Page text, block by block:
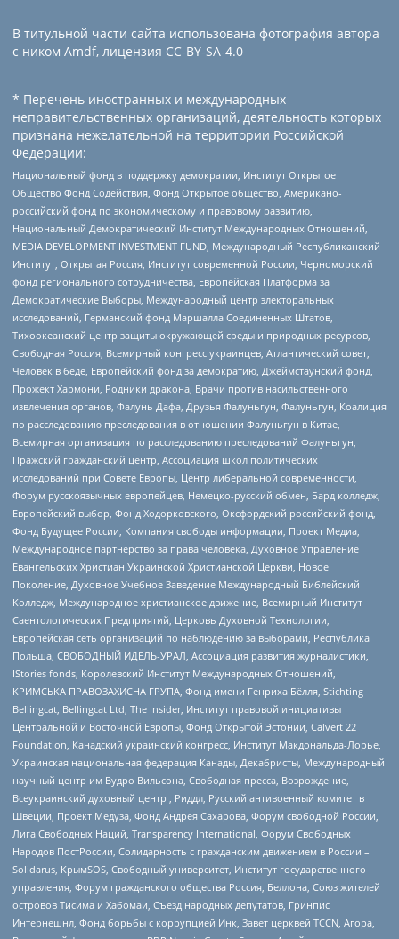
В титульной части сайта использована фотография автора
с ником Amdf, лицензия CC-BY-SA-4.0
* Перечень иностранных и международных
неправительственных организаций, деятельность которых
признана нежелательной на территории Российской
Федерации:
Национальный фонд в поддержку демократии, Институт Открытое
Общество Фонд Содействия, Фонд Открытое общество, Американо-
российский фонд по экономическому и правовому развитию,
Национальный Демократический Институт Международных Отношений,
MEDIA DEVELOPMENT INVESTMENT FUND, Международный Республиканский
Институт, Открытая Россия, Институт современной России, Черноморский
фонд регионального сотрудничества, Европейская Платформа за
Демократические Выборы, Международный центр электоральных
исследований, Германский фонд Маршалла Соединенных Штатов,
Тихоокеанский центр защиты окружающей среды и природных ресурсов,
Свободная Россия, Всемирный конгресс украинцев, Атлантический совет,
Человек в беде, Европейский фонд за демократию, Джеймстаунский фонд,
Прожект Хармони, Родники дракона, Врачи против насильственного
извлечения органов, Фалунь Дафа, Друзья Фалуньгун, Фалуньгун, Коалиция
по расследованию преследования в отношении Фалуньгун в Китае,
Всемирная организация по расследованию преследований Фалуньгун,
Пражский гражданский центр, Ассоциация школ политических
исследований при Совете Европы, Центр либеральной современности,
Форум русскоязычных европейцев, Немецко-русский обмен, Бард колледж,
Европейский выбор, Фонд Ходорковского, Оксфордский российский фонд,
Фонд Будущее России, Компания свободы информации, Проект Медиа,
Международное партнерство за права человека, Духовное Управление
Евангельских Христиан Украинской Христианской Церкви, Новое
Поколение, Духовное Учебное Заведение Международный Библейский
Колледж, Международное христианское движение, Всемирный Институт
Саентологических Предприятий, Церковь Духовной Технологии,
Европейская сеть организаций по наблюдению за выборами, Республика
Польша, СВОБОДНЫЙ ИДЕЛЬ-УРАЛ, Ассоциация развития журналистики,
IStories fonds, Королевский Институт Международных Отношений,
КРИМСЬКА ПРАВОЗАХИСНА ГРУПА, Фонд имени Генриха Бёлля, Stichting
Bellingcat, Bellingcat Ltd, The Insider, Институт правовой инициативы
Центральной и Восточной Европы, Фонд Открытой Эстонии, Calvert 22
Foundation, Канадский украинский конгресс, Институт Макдональда-Лорье,
Украинская национальная федерация Канады, Декабристы, Международный
научный центр им Вудро Вильсона, Свободная пресса, Возрождение,
Всеукраинский духовный центр , Риддл, Русский антивоенный комитет в
Швеции, Проект Медуза, Фонд Андрея Сахарова, Форум свободной России,
Лига Свободных Наций, Transparеncy International, Форум Свободных
Народов ПостРоссии, Солидарность с гражданским движением в России –
Solidarus, КрымSOS, Свободный университет, Институт государственного
управления, Форум гражданского общества Россия, Беллона, Союз жителей
островов Тисима и Хабомаи, Съезд народных депутатов, Гринпис
Интернешнл, Фонд борьбы с коррупцией Инк, Завет церквей TCCN, Агора,